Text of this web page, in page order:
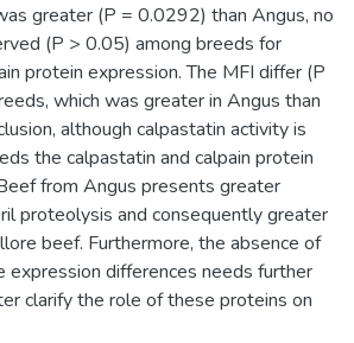
greater (P = 0.0292) than Angus, no
(P > 0.05) among breeds for
protein expression. The MFI differ (P
which was greater in Angus than
although calpastatin activity is
the calpastatin and calpain protein
from Angus presents greater
proteolysis and consequently greater
beef. Furthermore, the absence of
expression differences needs further
clarify the role of these proteins on